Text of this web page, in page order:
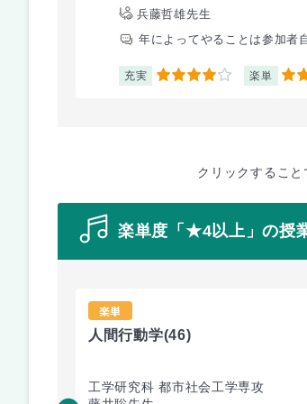
兵藤哲雄先生
年によってやることは参加者
充実 4 楽単 4
クリックすること
楽単度「★4以上」の授
楽単
人間行動学(46)
工学研究科 都市社会工学専攻